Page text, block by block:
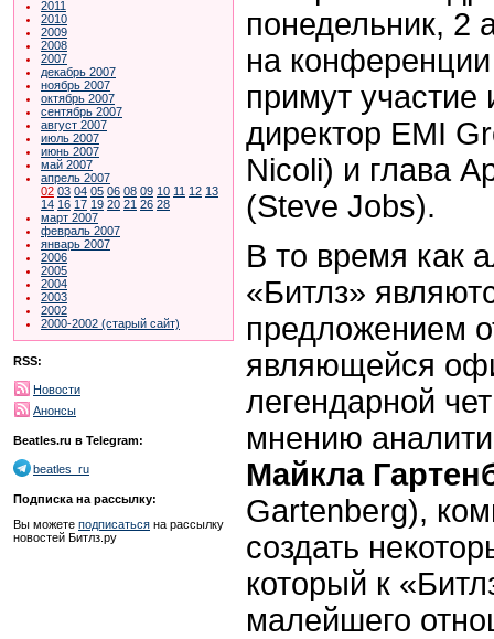
2011
2010
2009
2008
2007
декабрь 2007
ноябрь 2007
октябрь 2007
сентябрь 2007
август 2007
июль 2007
июнь 2007
май 2007
апрель 2007
02 03 04 05 06 08 09 10 11 12 13
14 16 17 19 20 21 26 28
март 2007
февраль 2007
январь 2007
2006
2005
2004
2003
2002
2000-2002 (старый сайт)
RSS:
Новости
Анонсы
Beatles.ru в Telegram:
beatles_ru
Подписка на рассылку:
Вы можете подписаться на рассылку
новостей Битлз.ру
понедельник, 2
на
примут участие
директор EMI
Nicoli) и глава
(Steve Jobs).
В то время как
«Битлз»
предложением
являющейся
легендарной
мнению
Майкла
Gartenberg),
создать
который к
малейшего